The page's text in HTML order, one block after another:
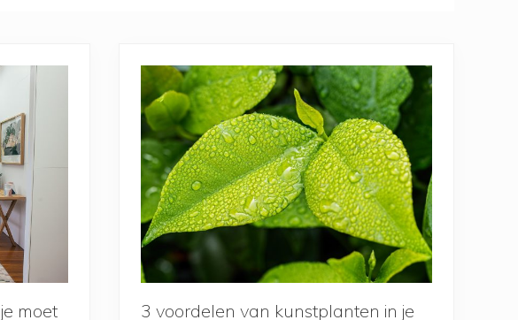
moet
3 voordelen van kunstplanten in je